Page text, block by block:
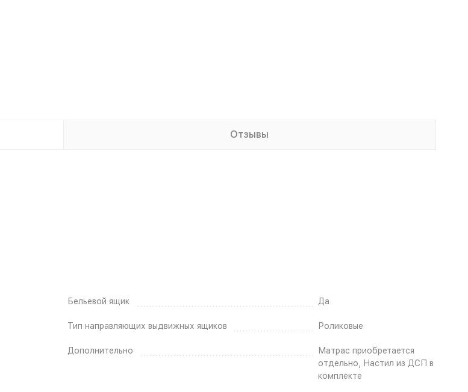
Отзывы
Бельевой ящик Да
Тип направляющих выдвижных ящиков Роликовые
Дополнительно
Матрас приобретается
отдельно, Настил из ДСП в
комплекте